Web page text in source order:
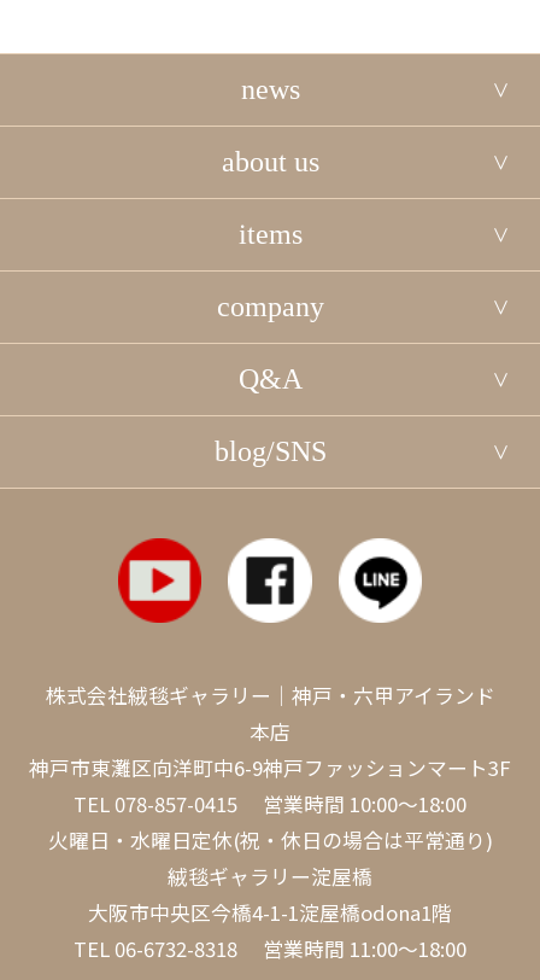
news
about us
items
company
Q&A
blog/SNS
株式会社絨毯ギャラリー｜神戸・六甲アイランド
本店
神戸市東灘区向洋町中6-9神戸ファッションマート3F
TEL 078-857-0415 営業時間 10:00～18:00
火曜日・水曜日定休(祝・休日の場合は平常通り)
絨毯ギャラリー淀屋橋
大阪市中央区今橋4-1-1淀屋橋odona1階
TEL 06-6732-8318 営業時間 11:00～18:00